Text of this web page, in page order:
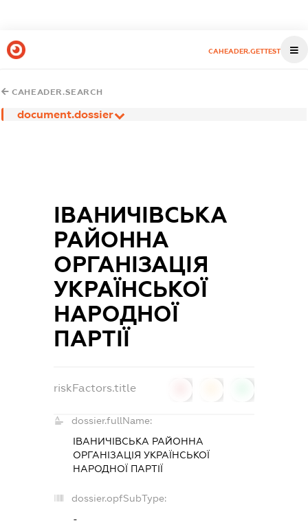
CAHEADER.GETTEST
CAHEADER.SEARCH
document.dossier
ІВАНИЧІВСЬКА
РАЙОННА
ОРГАНІЗАЦІЯ
УКРАЇНСЬКОЇ
НАРОДНОЇ
ПАРТІЇ
riskFactors.title
dossier.fullName:
ІВАНИЧІВСЬКА РАЙОННА
ОРГАНІЗАЦІЯ УКРАЇНСЬКОЇ
НАРОДНОЇ ПАРТІЇ
dossier.opfSubType:
-